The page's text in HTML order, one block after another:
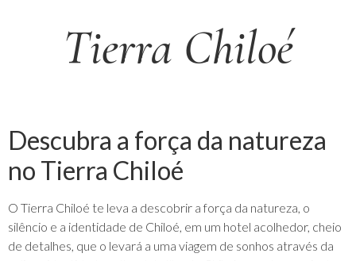
Tierra Chiloé
Descubra a força da natureza
no Tierra Chiloé
O Tierra Chiloé te leva a descobrir a força da natureza, o
silêncio e a identidade de Chiloé, em um hotel acolhedor, cheio
de detalhes, que o levará a uma viagem de sonhos através da